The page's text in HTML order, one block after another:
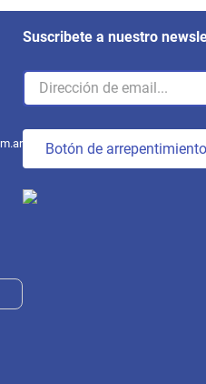
Suscribete a nuestro
Botón de arrepentimiento